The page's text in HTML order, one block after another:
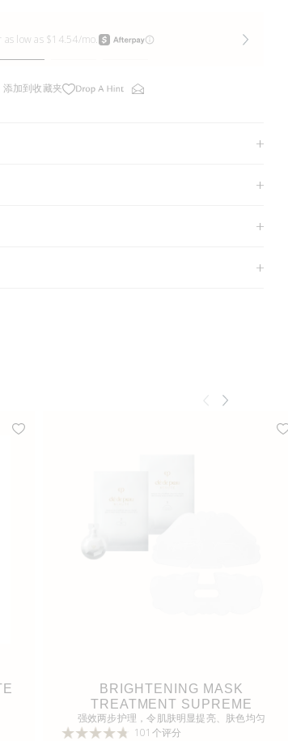
添加到收藏夹
BRIGHTENING MASK
TREATMENT SUPREME
强效两步护理，令肌肤明显提亮、肤色均匀
101个评分